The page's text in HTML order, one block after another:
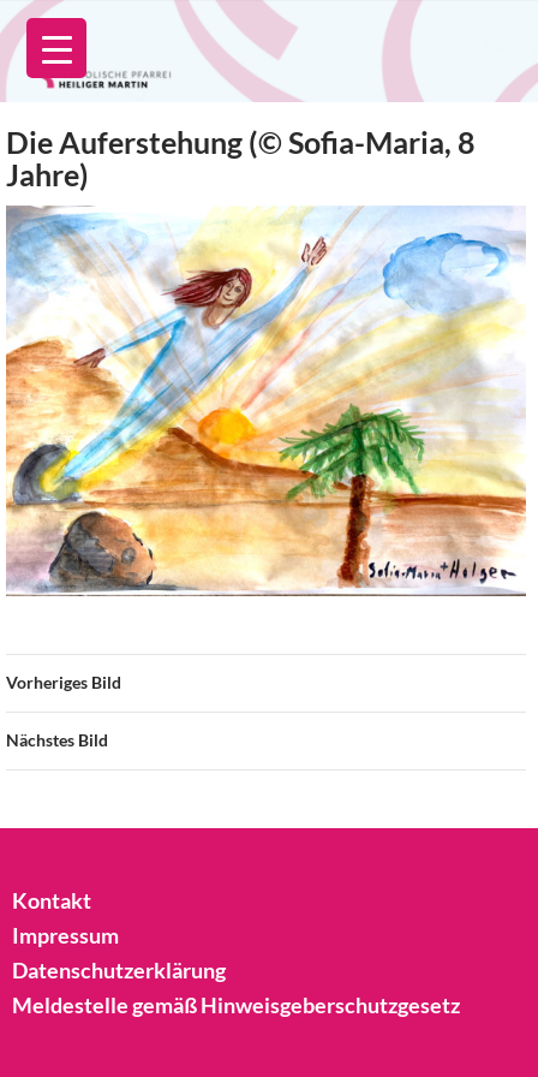
Zum
Inhalt
springen
Die Auferstehung (© Sofia-Maria, 8
Jahre)
Vorheriges Bild
Nächstes Bild
Kontakt
Impressum
Datenschutzerklärung
Meldestelle gemäß Hinweisgeberschutzgesetz